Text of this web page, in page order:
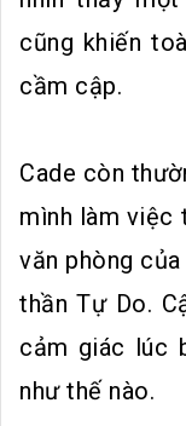
cũng khiến
cầm cập.
Cade còn
mình làm việc
văn phòng
thần Tự Do.
cảm giác lúc
như thế nào.